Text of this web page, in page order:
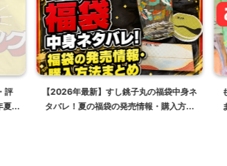
は
【2026年最新】すし銚子丸の福袋中身ネ
タバレ！夏の福袋の発売情報・購入方法